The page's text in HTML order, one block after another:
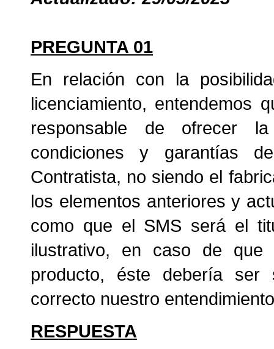
PREGUNTA 01
En relación con la
licenciamiento, entendemos
responsable de ofrecer la
condiciones y garantías
Contratista, no siendo el
los elementos anteriores y
como que el SMS será el
ilustrativo, en caso de
producto, éste debería ser
correcto nuestro
RESPUESTA